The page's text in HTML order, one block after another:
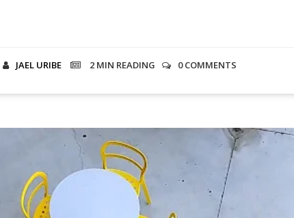
JAEL URIBE 2 MIN READING 0 COMMENTS